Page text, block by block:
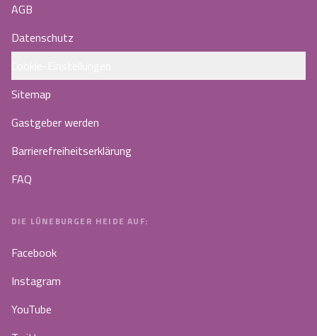
AGB
Datenschutz
Sitemap
Gastgeber werden
Barrierefreiheitserklärung
FAQ
DIE LÜNEBURGER HEIDE AUF:
Facebook
Instagram
YouTube